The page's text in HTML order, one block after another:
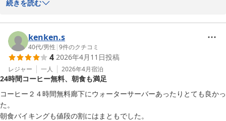
う長期のご滞在、誠にありがとうございました。
うれしく拝見いたしました。廊下の物干し台もお役に立てたようで
何よりです。
一方で、朝食バイキングの内容が毎日同じであった点につきまして
は、ご期待に添えず申し訳ございません。
長期でご滞在されるお客様にもよりお楽しみいただけるよう、日替
わりメニューの導入など、改善に向けて検討してまいります。
貴重なご意見をお寄せいただき、心より感謝申し上げます。
です。
続きを読む
kenken.s
40代/男性 |9件のクチコミ
4 2026年4月11日投稿
レジャー 一人 2026年4月宿泊
24時間コーヒー無料、朝食も満足
コーヒー２４時間無料廊下にウォーターサーバーあったりとても良かっ
た。
朝食バイキングも値段の割にはまともでした。